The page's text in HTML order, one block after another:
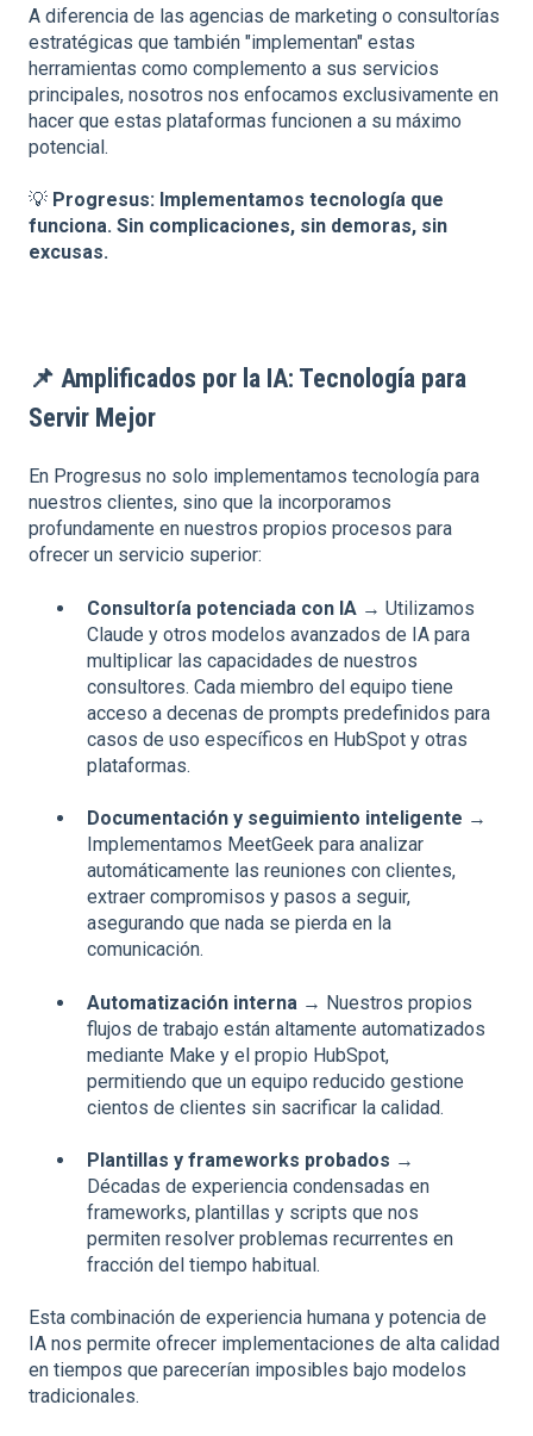
A diferencia de las agencias de marketing o consultorías
estratégicas que también "implementan" estas
herramientas como complemento a sus servicios
principales, nosotros nos enfocamos exclusivamente en
hacer que estas plataformas funcionen a su máximo
potencial.
💡 Progresus: Implementamos tecnología que
funciona. Sin complicaciones, sin demoras, sin
excusas.
📌 Amplificados por la IA: Tecnología para
Servir Mejor
En Progresus no solo implementamos tecnología para
nuestros clientes, sino que la incorporamos
profundamente en nuestros propios procesos para
ofrecer un servicio superior:
Consultoría potenciada con IA → Utilizamos
Claude y otros modelos avanzados de IA para
multiplicar las capacidades de nuestros
consultores. Cada miembro del equipo tiene
acceso a decenas de prompts predefinidos para
casos de uso específicos en HubSpot y otras
plataformas.
Documentación y seguimiento inteligente →
Implementamos MeetGeek para analizar
automáticamente las reuniones con clientes,
extraer compromisos y pasos a seguir,
asegurando que nada se pierda en la
comunicación.
Automatización interna → Nuestros propios
flujos de trabajo están altamente automatizados
mediante Make y el propio HubSpot,
permitiendo que un equipo reducido gestione
cientos de clientes sin sacrificar la calidad.
Plantillas y frameworks probados →
Décadas de experiencia condensadas en
frameworks, plantillas y scripts que nos
permiten resolver problemas recurrentes en
fracción del tiempo habitual.
Esta combinación de experiencia humana y potencia de
IA nos permite ofrecer implementaciones de alta calidad
en tiempos que parecerían imposibles bajo modelos
tradicionales.